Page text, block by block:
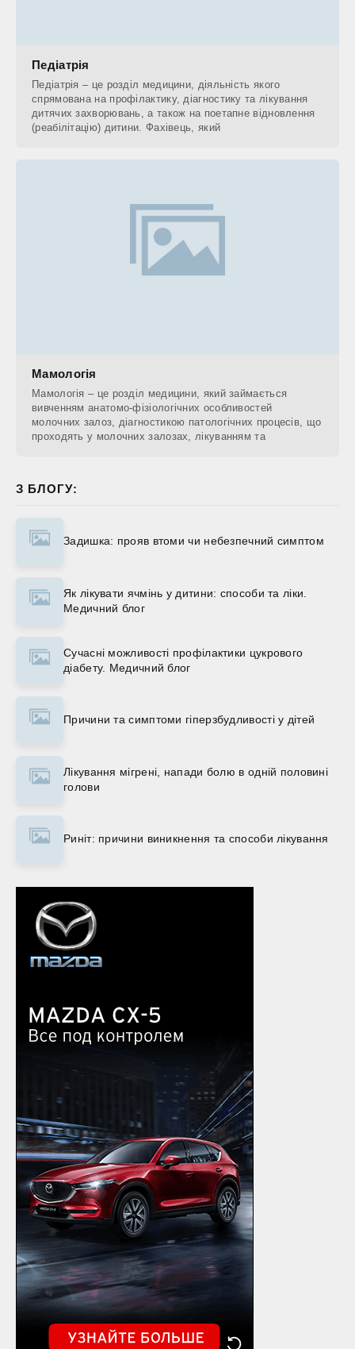
Педіатрія
Педіатрія – це розділ медицини, діяльність якого
спрямована на профілактику, діагностику та лікування
дитячих захворювань, а також на поетапне відновлення
(реабілітацію) дитини. Фахівець, який
Мамологія
Мамологія – це розділ медицини, який займається
вивченням анатомо-фізіологічних особливостей
молочних залоз, діагностикою патологічних процесів, що
проходять у молочних залозах, лікуванням та
З БЛОГУ:
Задишка: прояв втоми чи небезпечний симптом
Як лікувати ячмінь у дитини: способи та ліки.
Медичний блог
Сучасні можливості профілактики цукрового
діабету. Медичний блог
Причини та симптоми гіперзбудливості у дітей
Лікування мігрені, напади болю в одній половині
голови
Риніт: причини виникнення та способи лікування